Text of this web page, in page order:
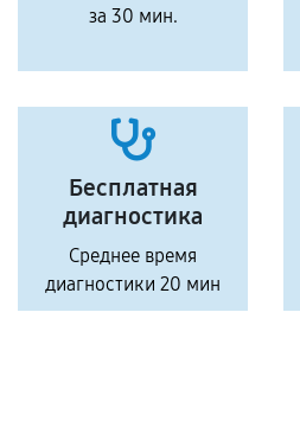
за 30 мин.
Бесплатная
диагностика
Среднее время
диагностики 20 мин